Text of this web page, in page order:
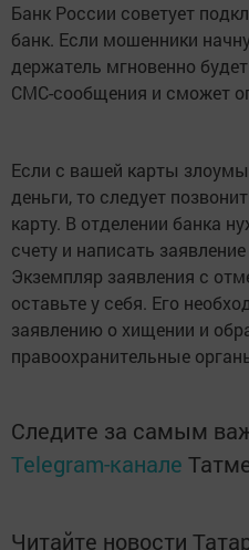
Банк России советует
банк. Если мошенники
держатель мгновенно
СМС-сообщения и сможет
Если с вашей карты
деньги, то следует
карту. В отделении банка
счету и написать
Экземпляр заявления с
оставьте у себя. Его
заявлению о хищении и
правоохранительные
Следите за самым
Telegram-канале
Читайте новости